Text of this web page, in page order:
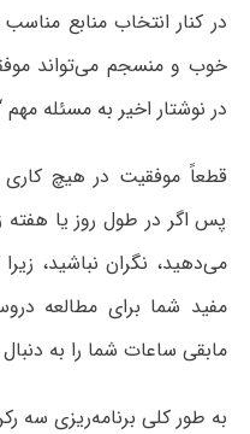
در کنار انتخاب منابع
خوب و منسجم می‌تواند
در نوشتار اخیر به مسئله مهم
قطعاً موفقیت در هیچ کاری
پس اگر در طول روز یا هفته
می‌دهید، نگران نباشید،
مفید شما برای مطالعه
مابقی ساعات شما را به
به طور کلی برنامه‌ریزی سه